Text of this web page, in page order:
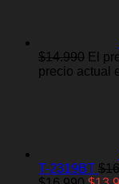
$14.990 El
precio actual
T-2319BT $